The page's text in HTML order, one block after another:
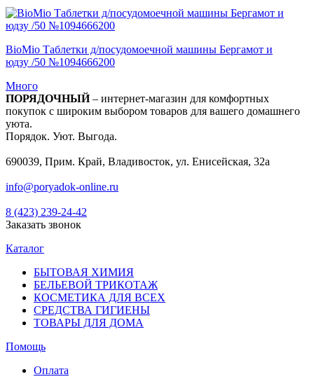
BioMio Таблетки д/посудомоечной машины Бергамот и
юдзу /50 №1094666200
Много
ПОРЯДОЧНЫЙ– интернет-магазин для комфортных
покупок с широким выбором товаров для вашего домашнего
уюта.
Порядок. Уют. Выгода.
690039, Прим. Край, Владивосток, ул. Енисейская, 32а
info@poryadok-online.ru
8 (423) 239-24-42
Заказать звонок
Каталог
БЫТОВАЯ ХИМИЯ
БЕЛЬЕВОЙ ТРИКОТАЖ
КОСМЕТИКА ДЛЯ ВСЕХ
СРЕДСТВА ГИГИЕНЫ
ТОВАРЫ ДЛЯ ДОМА
Помощь
Оплата